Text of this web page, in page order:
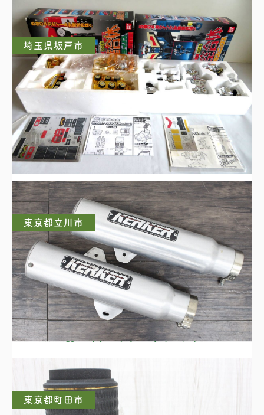
埼玉県坂戸市
DX 超合金 獣空合体 獣陸
東京都立川市
KERKER製 バイクマフラー サイレンサー
東京都町田市